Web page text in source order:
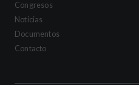
Congresos
Noticias
Documentos
Contacto